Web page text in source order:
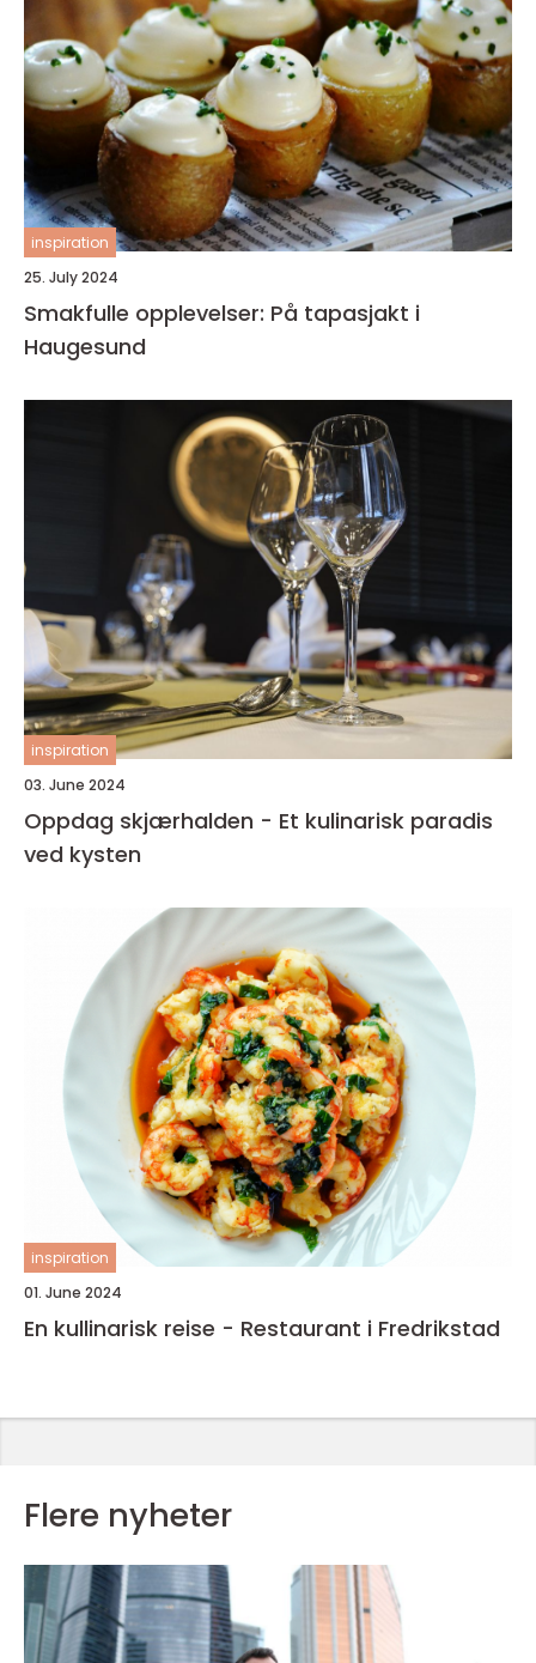
inspiration
25. July 2024
Smakfulle opplevelser: På tapasjakt i
Haugesund
inspiration
03. June 2024
Oppdag skjærhalden - Et kulinarisk paradis
ved kysten
inspiration
01. June 2024
En kullinarisk reise - Restaurant i Fredrikstad
Flere nyheter